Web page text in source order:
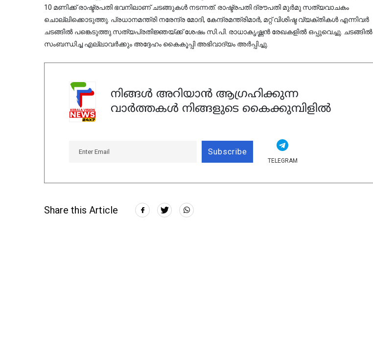
10 മണിക്ക് രാഷ്ട്രപതി ഭവനിലാണ് ചടങ്ങുകൾ നടന്നത്. രാഷ്ട്രപതി ദ്രൗപതി മുർമു സത്യവാചകം
ചൊല്ലിക്കൊടുത്തു. പ്രധാനമന്ത്രി നരേന്ദ്ര മോദി, കേന്ദ്രമന്ത്രിമാർ, മറ്റ് വിശിഷ്ട വ്യക്തികൾ എന്നിവർ
ചടങ്ങിൽ പങ്കെടുത്തു.സത്യപ്രതിജ്ഞയ്ക്ക് ശേഷം സി.പി. രാധാകൃഷ്ണൻ രേഖകളിൽ ഒപ്പുവെച്ചു. ചടങ്ങിൽ
സംബന്ധിച്ച എല്ലാവർക്കും അദ്ദേഹം കൈകൂപ്പി അഭിവാദ്യം അർപ്പിച്ചു.
നിങ്ങൾ അറിയാൻ ആഗ്രഹിക്കുന്ന
വാർത്തകൾ നിങ്ങളുടെ കൈക്കുമ്പിളിൽ
Subscribe
TELEGRAM
Share this Article